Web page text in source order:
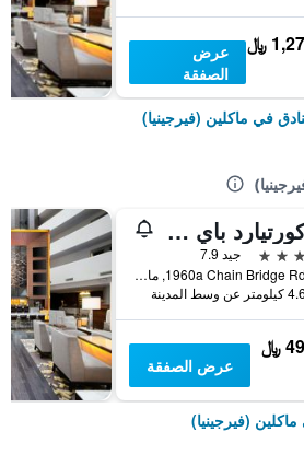
﷼
عرض
الصفقة
في ماكلين (فيرجينيا)
كورتيارد باي ماريوت تيسونز ماكلين
3 نجوم
جيد 7.9
1960a Chain Bridge Rd, ماكلين (فيرجينيا), VA, الولايات المتحدة الأميريكية
4.6 كيلومتر عن وسط المدينة
﷼
عرض الصفقة
(فيرجينيا)